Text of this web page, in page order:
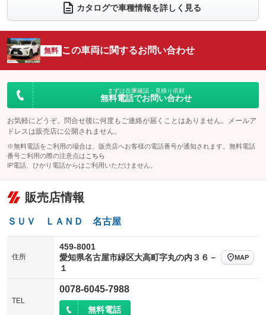
電動リアゲート フロントカメラ
：装備あり
：装備あり ：装備あり
サイドカメラ
：装備あり ルーフレール
：装備あり
：装備なし
：装備なし
カタログで車種情報を詳しく見る
無料 この車両に関するお問い合わせ
まずは在庫確認・見積り依頼
無料電話でお問い合わせ
お気軽にどうぞ。問合せ後に何度もご連絡が届くことはありません。メールア
ドレスは販売店に公開されません。
※無料電話をご利用の場合は、販売店へお客様の電話番号が通知されます。無料電話
番号ご利用の際の注意点は こちら
IP電話、ひかり電話からはご利用いただけません。
販売店情報
ＳＵＶ ＬＡＮＤ 名古屋
住所
459-8001
愛知県名古屋市緑区大高町字丸の内３６－
１
MAP
TEL
0078-6045-7988
無料電話